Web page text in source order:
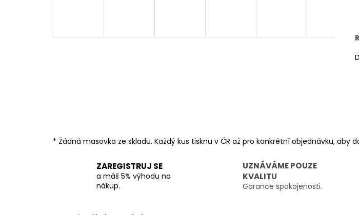
* Žádná masovka ze skladu. Každý kus tisknu v ČR až pro konkrétní objednávku, aby
ZAREGISTRUJ SE
a máš 5% výhodu na
nákup.
UZNÁVÁME POUZE
KVALITU
Garance spokojenosti.